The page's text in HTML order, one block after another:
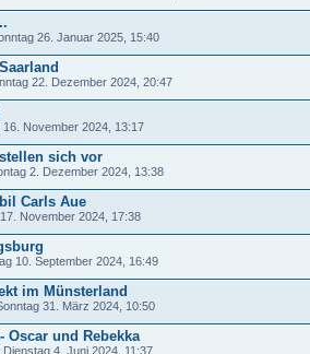
26. Januar 2025, 15:40
22. Dezember 2024, 20:47
16. November 2024, 13:17
sich vor
2. Dezember 2024, 13:38
Carls Aue
November 2024, 17:38
10. September 2024, 16:49
im Münsterland
31. März 2024, 10:50
Oscar und Rebekka
Dienstag 4. Juni 2024, 11:37